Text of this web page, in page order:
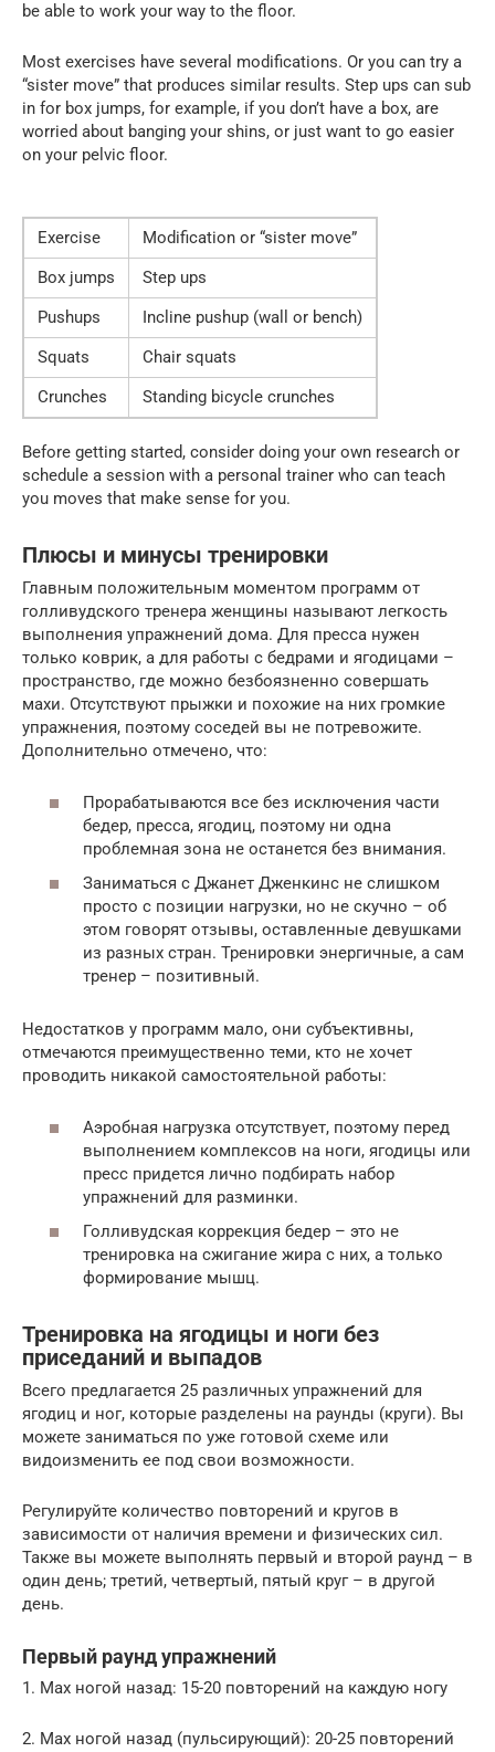
be able to work your way to the floor.
Most exercises have several modifications. Or you can try a
“sister move” that produces similar results. Step ups can sub
in for box jumps, for example, if you don’t have a box, are
worried about banging your shins, or just want to go easier
on your pelvic floor.
Exercise
Modification or “sister move”
Box jumps
Step ups
Pushups
Incline pushup (wall or bench)
Squats
Chair squats
Crunches
Standing bicycle crunches
Before getting started, consider doing your own research or
schedule a session with a personal trainer who can teach
you moves that make sense for you.
Плюсы и минусы тренировки
Главным положительным моментом программ от
голливудского тренера женщины называют легкость
выполнения упражнений дома. Для пресса нужен
только коврик, а для работы с бедрами и ягодицами –
пространство, где можно безбоязненно совершать
махи. Отсутствуют прыжки и похожие на них громкие
упражнения, поэтому соседей вы не потревожите.
Дополнительно отмечено, что:
Прорабатываются все без исключения части
бедер, пресса, ягодиц, поэтому ни одна
проблемная зона не останется без внимания.
Заниматься с Джанет Дженкинс не слишком
просто с позиции нагрузки, но не скучно – об
этом говорят отзывы, оставленные девушками
из разных стран. Тренировки энергичные, а сам
тренер – позитивный.
Недостатков у программ мало, они субъективны,
отмечаются преимущественно теми, кто не хочет
проводить никакой самостоятельной работы:
Аэробная нагрузка отсутствует, поэтому перед
выполнением комплексов на ноги, ягодицы или
пресс придется лично подбирать набор
упражнений для разминки.
Голливудская коррекция бедер – это не
тренировка на сжигание жира с них, а только
формирование мышц.
Тренировка на ягодицы и ноги без
приседаний и выпадов
Всего предлагается 25 различных упражнений для
ягодиц и ног, которые разделены на раунды (круги). Вы
можете заниматься по уже готовой схеме или
видоизменить ее под свои возможности.
Регулируйте количество повторений и кругов в
зависимости от наличия времени и физических сил.
Также вы можете выполнять первый и второй раунд – в
один день; третий, четвертый, пятый круг – в другой
день.
Первый раунд упражнений
1. Мах ногой назад: 15-20 повторений на каждую ногу
2. Мах ногой назад (пульсирующий): 20-25 повторений